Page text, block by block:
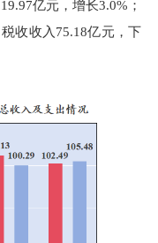
亿元，增长3.0%；
收收入75.18亿元，下